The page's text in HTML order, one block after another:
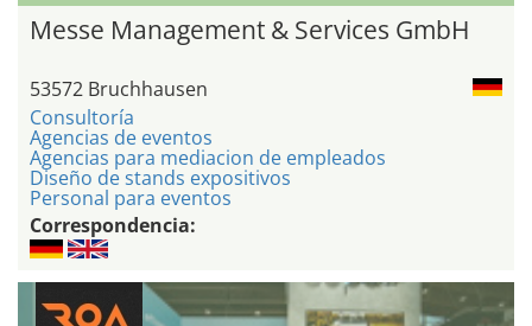
Messe Management & Services GmbH
53572 Bruchhausen
Consultoría
Agencias de eventos
Agencias para mediacion de empleados
Diseño de stands expositivos
Personal para eventos
Correspondencia: